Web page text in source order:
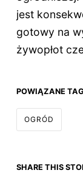
jest
gotowy na
żywopłot
POWIĄZANE
OGRÓD
SHARE THIS